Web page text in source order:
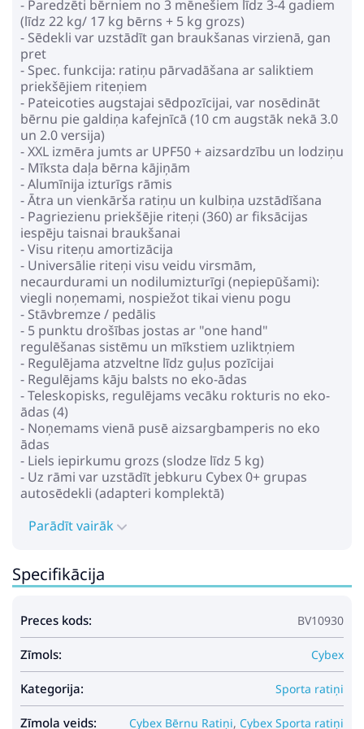
- Paredzēti bērniem no 3 mēnešiem līdz 3-4 gadiem
(līdz 22 kg/ 17 kg bērns + 5 kg grozs)
- Sēdekli var uzstādīt gan braukšanas virzienā, gan
pret
- Spec. funkcija: ratiņu pārvadāšana ar saliktiem
priekšējiem riteņiem
- Pateicoties augstajai sēdpozīcijai, var nosēdināt
bērnu pie galdiņa kafejnīcā (10 cm augstāk nekā 3.0
un 2.0 versija)
- XXL izmēra jumts ar UPF50 + aizsardzību un lodziņu
- Mīksta daļa bērna kājiņām
- Alumīnija izturīgs rāmis
- Ātra un vienkārša ratiņu un kulbiņa uzstādīšana
- Pagriezienu priekšējie riteņi (360) ar fiksācijas
iespēju taisnai braukšanai
- Visu riteņu amortizācija
- Universālie riteņi visu veidu virsmām,
necaurdurami un nodilumizturīgi (nepiepūšami):
viegli noņemami, nospiežot tikai vienu pogu
- Stāvbremze / pedālis
- 5 punktu drošības jostas ar "one hand"
regulēšanas sistēmu un mīkstiem uzliktņiem
- Regulējama atzveltne līdz guļus pozīcijai
- Regulējams kāju balsts no eko-ādas
- Teleskopisks, regulējams vecāku rokturis no eko-
ādas (4)
- Noņemams vienā pusē aizsargbamperis no eko
ādas
- Liels iepirkumu grozs (slodze līdz 5 kg)
- Uz rāmi var uzstādīt jebkuru Cybex 0+ grupas
autosēdekli (adapteri komplektā)
- Ratu izmēri saliktā veidā: 30x58x93 cm
- Atzveltnes augstums: 55 cm
- Sēdekļa platums: 28 cm
- Sēdekļa garums: 95 cm
- Riteņu bāzes platums: 57 cm
- Riteņu diametrs:
* Priekšējie: 19 cm
* Aizmugurējie: 30 cm
- Svars: 12,4 kg
Parādīt vairāk
Specifikācija
Preces kods: BV10930
Zīmols: Cybex
Kategorija: Sporta ratiņi
Zīmola veids: Cybex Bērnu Ratiņi, Cybex Sporta ratiņi